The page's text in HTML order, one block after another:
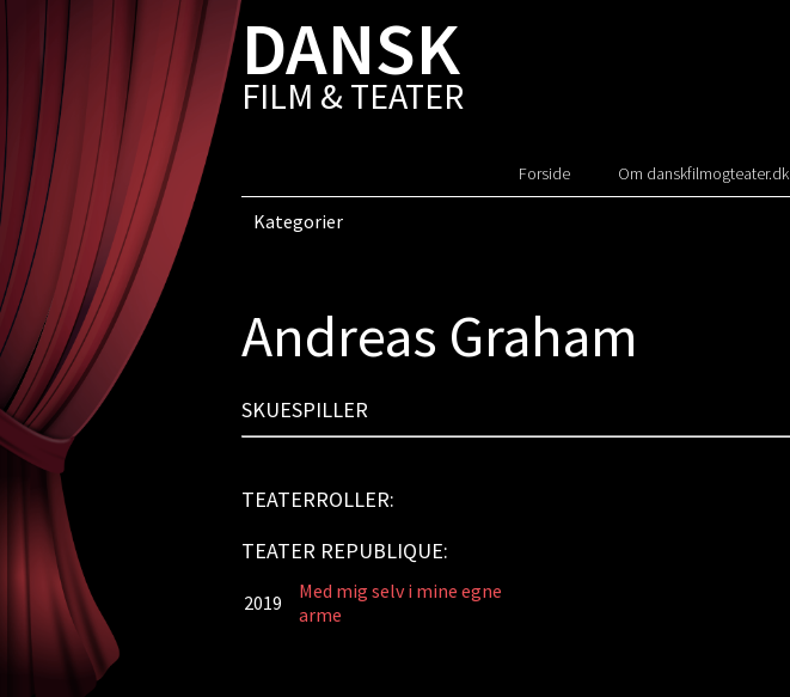
DANSK
FILM & TEATER
Forside Om danskfilmogteater.dk
Kategorier
Andreas Graham
SKUESPILLER
TEATERROLLER:
TEATER REPUBLIQUE:
2019
Med mig selv i mine egne
arme